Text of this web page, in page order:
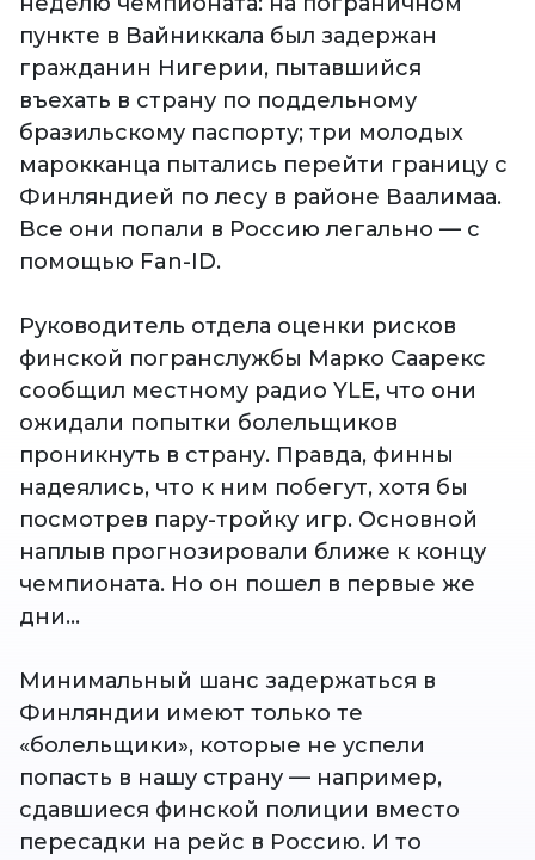
пункте в Вайниккала был задержан
гражданин Нигерии, пытавшийся
въехать в страну по поддельному
бразильскому паспорту; три молодых
марокканца пытались перейти границу с
Финляндией по лесу в районе Ваалимаа.
Все они попали в Россию легально — с
помощью Fan-ID.
Руководитель отдела оценки рисков
финской погранслужбы Марко Саарекс
сообщил местному радио YLE, что они
ожидали попытки болельщиков
проникнуть в страну. Правда, финны
надеялись, что к ним побегут, хотя бы
посмотрев пару-тройку игр. Основной
наплыв прогнозировали ближе к концу
чемпионата. Но он пошел в первые же
дни…
Минимальный шанс задержаться в
Финляндии имеют только те
«болельщики», которые не успели
попасть в нашу страну — например,
сдавшиеся финской полиции вместо
пересадки на рейс в Россию. И то